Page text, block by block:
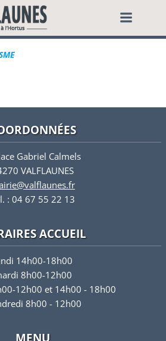
de
Gabriel Calmels
VALFLAUNES
: 04 67 55 22 13
ACCUEIL
14h00-18h00
8h00-12h00
12h00 et 14h00 - 18h00
8h00 - 12h00
MENU